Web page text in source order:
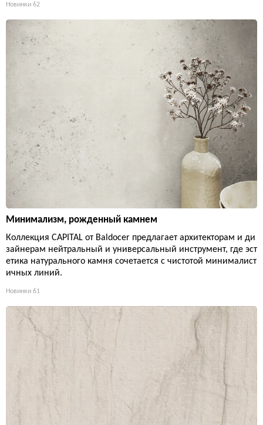
Новинки 62
Минимализм, рожденный камнем
Коллекция CAPITAL от Baldocer предлагает архитекторам и ди
зайнерам нейтральный и универсальный инструмент, где эст
етика натурального камня сочетается с чистотой минималист
ичных линий.
Новинки 61